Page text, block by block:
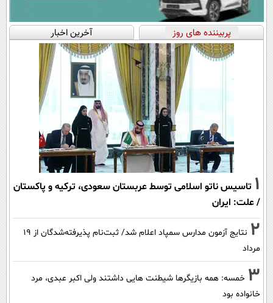
پربیننده های روز آخرین اخبار
1 تاسیس ناتو اسلامی توسط عربستان سعودی، ترکیه و پاکستان
/ علت: ایران
2
نتایج آزمون مدارس سمپاد اعلام شد/ ثبت‌نام پذیرفته‌شدگان از ۱۹
مرداد
3 خمسه: همه بازیگرها شیطنت هایی داشتند ولی اکبر عبدی، مرد
خانواده بود